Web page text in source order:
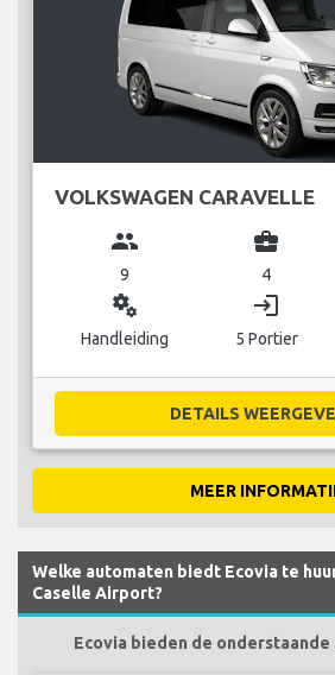
VOLKSWAGEN CARAVELLE
group
9
business_center
4
miscellaneous_services
Handleiding
login
5 Portier
DETAILS
MEER
Welke automaten biedt Ecovia te
Caselle Airport?
Ecovia bieden de onderstaande